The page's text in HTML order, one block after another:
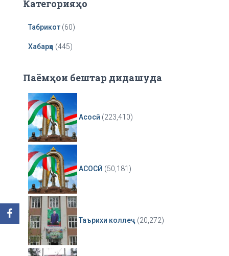
Категорияҳо
Табрикот (60)
Хабарҳо (445)
Паёмҳои бештар дидашуда
Асосӣ (223,410)
АСОСӢ (50,181)
Таърихи коллеҷ (20,272)